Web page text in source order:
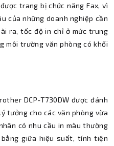
trang bị chức năng Fax, vì
của những doanh nghiệp cần
ra, tốc độ in chỉ ở mức trung
môi trường văn phòng có khối
DCP-T730DW được đánh
tưởng cho các văn phòng vừa
có nhu cầu in màu thường
giữa hiệu suất, tính tiện